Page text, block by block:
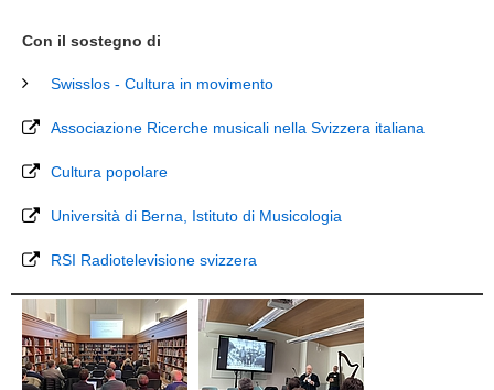
Con il sostegno di
Swisslos - Cultura in movimento
Associazione Ricerche musicali nella Svizzera italiana
Cultura popolare
Università di Berna, Istituto di Musicologia
RSI Radiotelevisione svizzera